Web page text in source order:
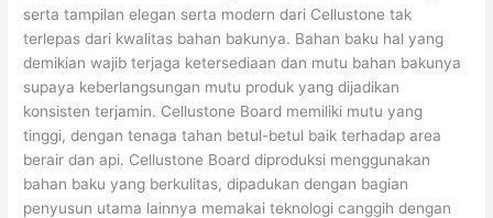
serta tampilan elegan serta modern dari Cellustone tak
terlepas dari kwalitas bahan bakunya. Bahan baku hal yang
demikian wajib terjaga ketersediaan dan mutu bahan bakunya
supaya keberlangsungan mutu produk yang dijadikan
konsisten terjamin. Cellustone Board memiliki mutu yang
tinggi, dengan tenaga tahan betul-betul baik terhadap area
berair dan api. Cellustone Board diproduksi menggunakan
bahan baku yang berkulitas, dipadukan dengan bagian
penyusun utama lainnya memakai teknologi canggih dengan